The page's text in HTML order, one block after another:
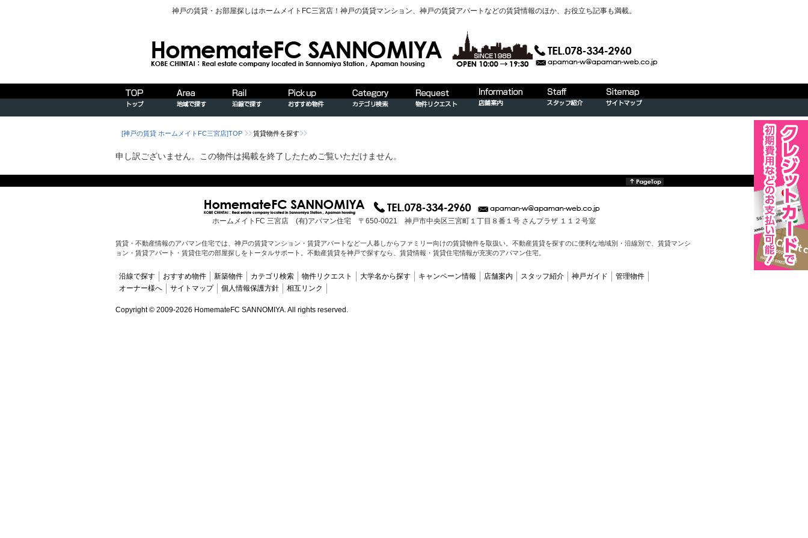
神戸の賃貸・お部屋探しはホームメイトFC三宮店！神戸の賃貸マンション、神戸の賃貸アパートなどの賃貸情報のほか、お役立ち記事も満載。
[神戸の賃貸 ホームメイトFC三宮店]TOP 賃貸物件を探す
申し訳ございません。この物件は掲載を終了したためご覧いただけません。
ホームメイトFC 三宮店 (有)アパマン住宅 〒650-0021 神戸市中央区三宮町１丁目８番１号 さんプラザ １１２号室
賃貸・不動産情報のアパマン住宅では、神戸の賃貸マンション・賃貸アパートなど一人暮しからファミリー向けの賃貸物件を取扱い。不動産賃貸を探すのに便利な地域別・沿線別で、賃貸マンシ
ョン・賃貸アパート・賃貸住宅の部屋探しをトータルサポート。不動産賃貸を神戸で探すなら、賃貸情報・賃貸住宅情報が充実のアパマン住宅。
沿線で探す おすすめ物件 新築物件 カテゴリ検索 物件リクエスト 大学名から探す キャンペーン情報 店舗案内 スタッフ紹介 神戸ガイド
管理物件
オーナー様へ
サイトマップ 個人情報保護方針 相互リンク
Copyright © 2009-2026 HomemateFC SANNOMIYA. All rights reserved.